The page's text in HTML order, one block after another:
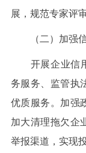
展，规范专家评
（二）加强信
开展企业信用
务服务、监管执
优质服务。加强
加大清理拖欠企
举报渠道，实现